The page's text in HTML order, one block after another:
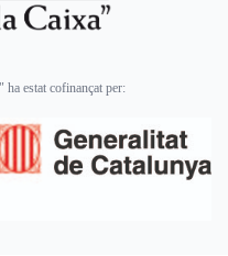
ha estat cofinançat per: